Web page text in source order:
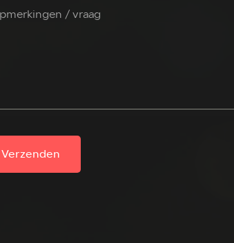
Verzenden